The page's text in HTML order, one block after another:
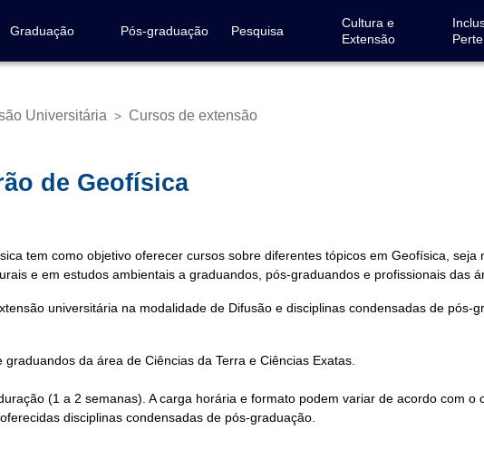
Graduação Pós-graduação Pesquisa
Cultura e
Extensão
Universitária > Cursos de extensão
de Geofísica
tem como objetivo oferecer cursos sobre diferentes tópicos em Geofísica,
e em estudos ambientais a graduandos, pós-graduandos e profissionais das
universitária na modalidade de Difusão e disciplinas condensadas de pós-
graduandos da área de Ciências da Terra e Ciências Exatas.
(1 a 2 semanas). A carga horária e formato podem variar de acordo com o
disciplinas condensadas de pós-graduação.